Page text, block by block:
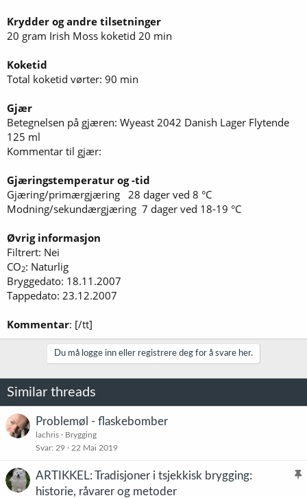
Krydder og andre tilsetninger
20 gram Irish Moss koketid 20 min
Koketid
Total koketid vørter: 90 min
Gjær
Betegnelsen på gjæren: Wyeast 2042 Danish Lager Flytende
125 ml
Kommentar til gjær:
Gjæringstemperatur og -tid
Gjæring/primærgjæring 28 dager ved 8 °C
Modning/sekundærgjæring 7 dager ved 18-19 °C
Øvrig informasjon
Filtrert: Nei
CO2: Naturlig
Bryggedato: 18.11.2007
Tappedato: 23.12.2007
Kommentar: [/tt]
Du må logge inn eller registrere deg for å svare her.
Similar threads
Problemøl - flaskebomber
lachris
Brygging
Svar 29 22 Mai 2019
K
ARTIKKEL: Tradisjoner i tsjekkisk brygging:
historie, råvarer og metoder